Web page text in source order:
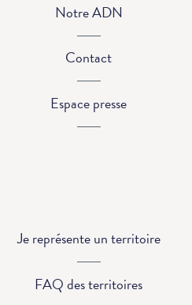
Notre ADN
Contact
Espace presse
Je représente un territoire
FAQ des territoires